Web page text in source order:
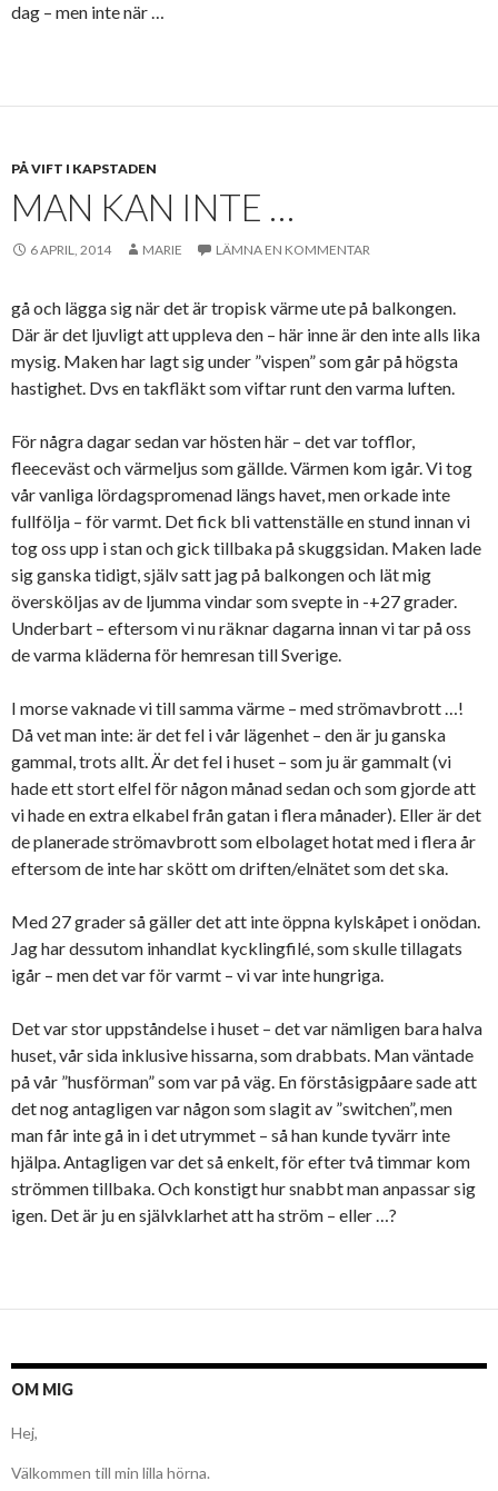
dag – men inte när …
PÅ VIFT I KAPSTADEN
MAN KAN INTE …
6 APRIL, 2014 MARIE LÄMNA EN KOMMENTAR
gå och lägga sig när det är tropisk värme ute på balkongen.
Där är det ljuvligt att uppleva den – här inne är den inte alls lika
mysig. Maken har lagt sig under ”vispen” som går på högsta
hastighet. Dvs en takfläkt som viftar runt den varma luften.
För några dagar sedan var hösten här – det var tofflor,
fleeceväst och värmeljus som gällde. Värmen kom igår. Vi tog
vår vanliga lördagspromenad längs havet, men orkade inte
fullfölja – för varmt. Det fick bli vattenställe en stund innan vi
tog oss upp i stan och gick tillbaka på skuggsidan. Maken lade
sig ganska tidigt, själv satt jag på balkongen och lät mig
översköljas av de ljumma vindar som svepte in -+27 grader.
Underbart – eftersom vi nu räknar dagarna innan vi tar på oss
de varma kläderna för hemresan till Sverige.
I morse vaknade vi till samma värme – med strömavbrott …!
Då vet man inte: är det fel i vår lägenhet – den är ju ganska
gammal, trots allt. Är det fel i huset – som ju är gammalt (vi
hade ett stort elfel för någon månad sedan och som gjorde att
vi hade en extra elkabel från gatan i flera månader). Eller är det
de planerade strömavbrott som elbolaget hotat med i flera år
eftersom de inte har skött om driften/elnätet som det ska.
Med 27 grader så gäller det att inte öppna kylskåpet i onödan.
Jag har dessutom inhandlat kycklingfilé, som skulle tillagats
igår – men det var för varmt – vi var inte hungriga.
Det var stor uppståndelse i huset – det var nämligen bara halva
huset, vår sida inklusive hissarna, som drabbats. Man väntade
på vår ”husförman” som var på väg. En förståsigpåare sade att
det nog antagligen var någon som slagit av ”switchen”, men
man får inte gå in i det utrymmet – så han kunde tyvärr inte
hjälpa. Antagligen var det så enkelt, för efter två timmar kom
strömmen tillbaka. Och konstigt hur snabbt man anpassar sig
igen. Det är ju en självklarhet att ha ström – eller …?
OM MIG
Hej,
Välkommen till min lilla hörna.